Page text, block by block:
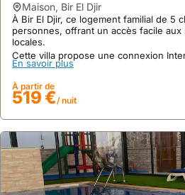
maison, Bir El Djir
À Bir El Djir, ce logement familial de 5
personnes, offrant un accès facile
locales.
Cette villa propose une connexion
cuisine équipée et un centre de fitness
En savoir plus
À partir de
519 €/ nuit